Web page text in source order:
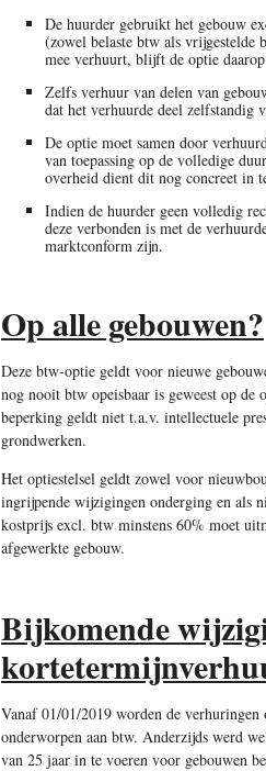
De huurder gebruikt het gebouw
(zowel belaste btw als
mee verhuurt, blijft de optie
Zelfs verhuur van delen van
dat het verhuurde deel zelfstandig
De optie moet samen door
van toepassing op de volledige
overheid dient dit nog concreet in
Indien de huurder geen volledig
deze verbonden is met de
marktconform zijn.
Op alle gebouwen?
Deze btw-optie geldt voor nieuwe
nog nooit btw opeisbaar is geweest op de
beperking geldt niet t.a.v. intellectuele
grondwerken.
Het optiestelsel geldt zowel voor
ingrijpende wijzigingen onderging en als
kostprijs excl. btw minstens 60% moet
afgewerkte gebouw.
Bijkomende
Vanaf 01/01/2019 worden de
onderworpen aan btw. Anderzijds werd
van 25 jaar in te voeren voor gebouwen